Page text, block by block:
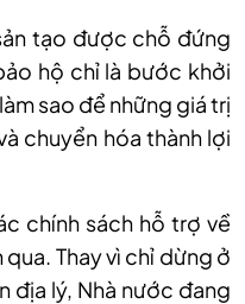
tạo được chỗ đứng
hộ chỉ là bước khởi
sao để những giá trị
chuyển hóa thành lợi
chính sách hỗ trợ về
Thay vì chỉ dừng ở
địa lý, Nhà nước đang